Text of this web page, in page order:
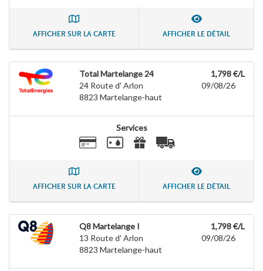
AFFICHER SUR LA CARTE AFFICHER LE DÉTAIL
Total Martelange 24
24 Route d' Arlon
8823 Martelange-haut
1,798 €/L
09/08/26
Services
AFFICHER SUR LA CARTE AFFICHER LE DÉTAIL
Q8 Martelange I
13 Route d' Arlon
8823 Martelange-haut
1,798 €/L
09/08/26